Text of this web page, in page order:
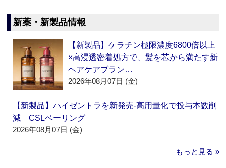
新薬・新製品情報
【新製品】ケラチン極限濃度6800倍以上
×高浸透密着処方で、髪を芯から満たす新
ヘアケアブラン…
2026年08月07日 (金)
【新製品】ハイゼントラを新発売‐高用量化で投与本数削
減 CSLベーリング
2026年08月07日 (金)
もっと見る »